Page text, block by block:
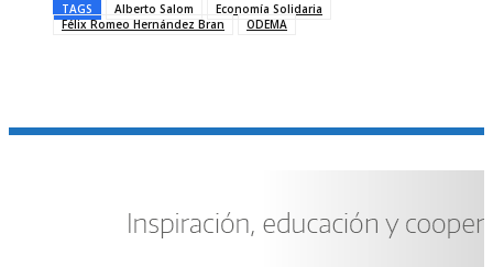
TAGS Alberto Salom
Economía Solidaria
Félix Romeo Hernández Bran
ODEMA